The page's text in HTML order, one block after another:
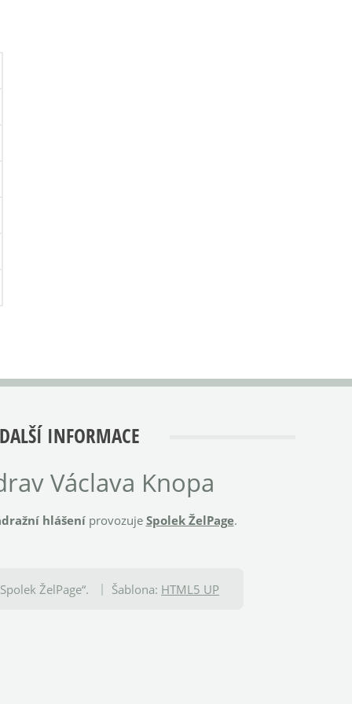
DALŠÍ INFORMACE
Václava Knopa
hlášeníprovozuje Spolek ŽelPage.
ŽelPage“. Šablona: HTML5 UP